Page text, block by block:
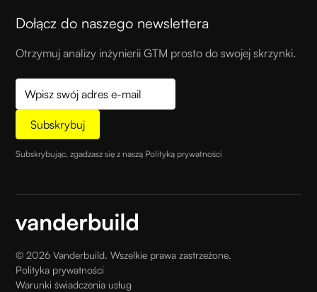
Dołącz do naszego newslettera
Otrzymuj analizy inżynierii GTM prosto do swojej skrzynki.
Subskrybując, zgadzasz się z naszą Polityką prywatności
©2026 Vanderbuild. Wszelkie prawa zastrzeżone.
Polityka prywatności
Warunki świadczenia usług